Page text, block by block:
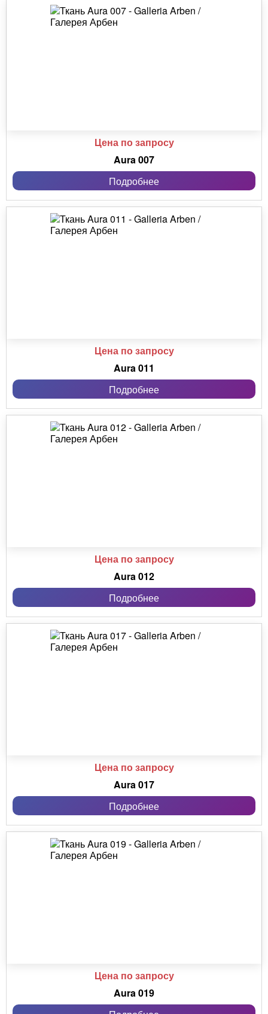
Цена по запросу
Aura 007
Подробнее
Цена по запросу
Aura 011
Подробнее
Цена по запросу
Aura 012
Подробнее
Цена по запросу
Aura 017
Подробнее
Цена по запросу
Aura 019